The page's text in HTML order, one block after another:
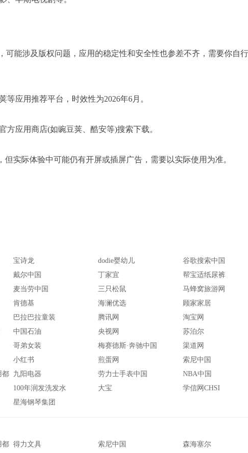
可能涉及版权问题，应用的稳定性和安全性也参差不齐，需要你自
应用推荐平台，时效性为2026年6月。
方应用商店(如豌豆荚、酷安等)搜索下载。
但实际体验中可能仍有开屏或插屏广告，需要以实际使用为准。
宝诗龙 dodie婴幼儿
谷歌搜索中国
戴尔中国 丁家宜
帮宝适纸尿裤
麦当劳中国 三只松鼠
马蜂窝旅游网
肯德基 海澜优选
顾家家居
巴拉巴拉童装 腾讯网
淘宝网
中国石油 央视网
苏泊尔
哥弟女装 梅赛德斯·奔驰中国
渠道网
小红书 煎蛋网
索尼中国
都
九阳电器 劳力士手表中国
NBA中国
100年润发洗发水
大宝
学信网CHSI
星海钢琴集团
都 得力文具 索尼中国 森海塞尔